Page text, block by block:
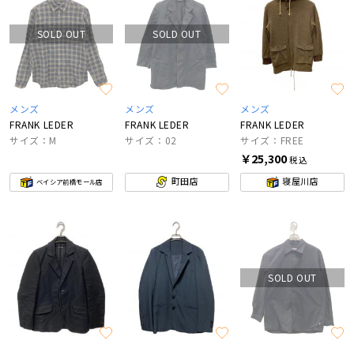
SOLD OUT
メンズ
FRANK LEDER
サイズ：M
ベイシア前橋モール店
SOLD OUT
メンズ
FRANK LEDER
サイズ：02
町田店
メンズ
FRANK LEDER
サイズ：FREE
￥25,300税込
寝屋川店
SOLD OUT